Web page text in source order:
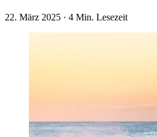
22. März 2025 · 4 Min. Lesezeit